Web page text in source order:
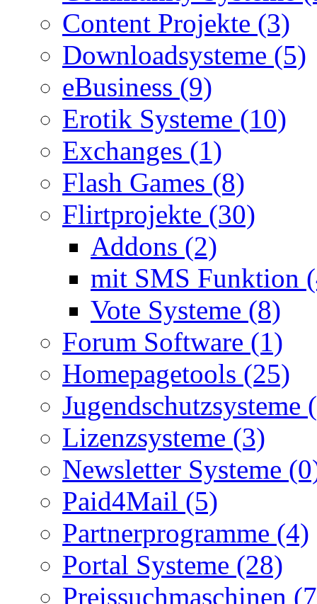
Content Projekte (3)
Downloadsysteme (5)
eBusiness (9)
Erotik Systeme (10)
Exchanges (1)
Flash Games (8)
Flirtprojekte (30)
Addons (2)
mit SMS Funktion
Vote Systeme (8)
Forum Software (1)
Homepagetools (25)
Jugendschutzsysteme
Lizenzsysteme (3)
Newsletter Systeme
Paid4Mail (5)
Partnerprogramme (4)
Portal Systeme (28)
Preissuchmaschinen